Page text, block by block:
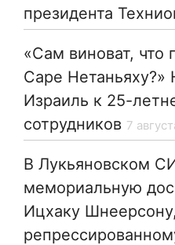
президента
«Сам виноват, что
Саре Нетаньяху?»
Израиль к 25-
сотрудников 7
В Лукьяновском
мемориальную
Ицхаку Шнеерсону,